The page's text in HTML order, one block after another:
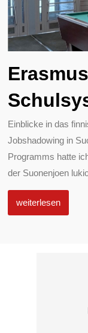
Einblicke in das
Jobshadowing in
Programms hatte
der Suonenjoen
weiterlesen